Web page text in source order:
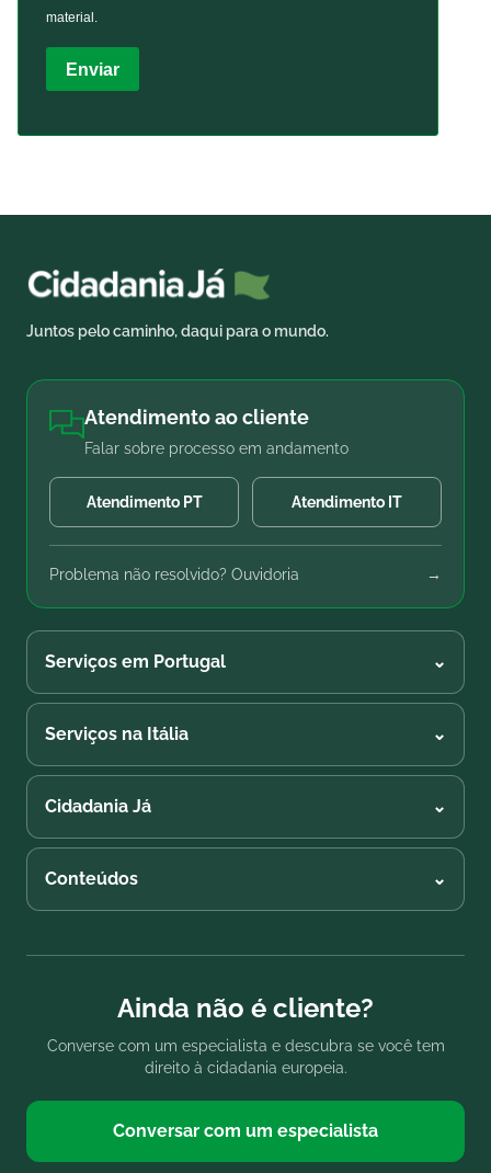
material.
Enviar
Juntos pelo caminho, daqui para o mundo.
Atendimento ao cliente
Falar sobre processo em andamento
Atendimento PT Atendimento IT
Problema não resolvido? Ouvidoria →
Serviços em Portugal ⌄
Serviços na Itália ⌄
Cidadania Já ⌄
Conteúdos ⌄
Ainda não é cliente?
Converse com um especialista e descubra se você tem
direito à cidadania europeia.
Conversar com um especialista